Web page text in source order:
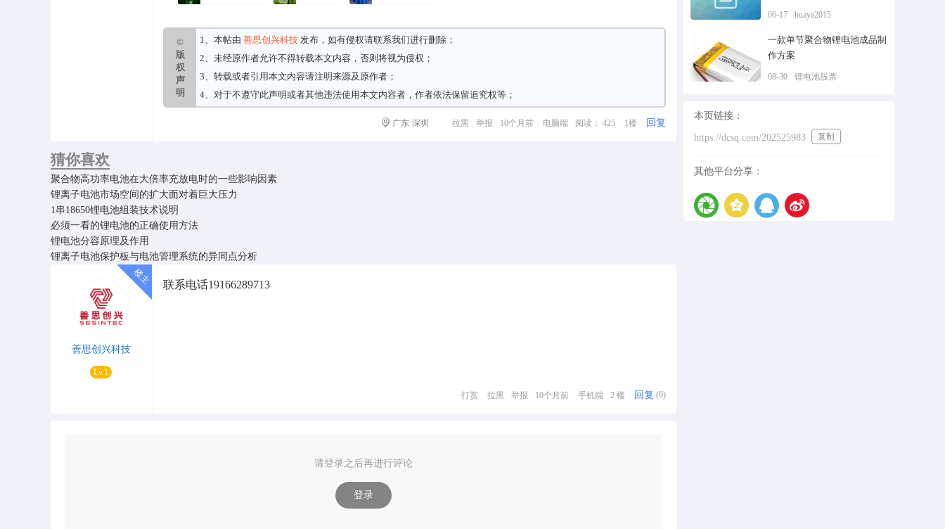
©
版
权
声
明
1、本帖由 善思创兴科技 发布，如有侵权请联系我们进行删除；
2、未经原作者允许不得转载本文内容，否则将视为侵权；
3、转载或者引用本文内容请注明来源及原作者；
4、对于不遵守此声明或者其他违法使用本文内容者，作者依法保留追究权等；
广东·深圳 拉黑 举报 10个月前 电脑端 阅读： 425 1楼 回复
猜你喜欢
聚合物高功率电池在大倍率充放电时的一些影响因素
锂离子电池市场空间的扩大面对着巨大压力
1串18650锂电池组装技术说明
必须一看的锂电池的正确使用方法
锂电池分容原理及作用
锂离子电池保护板与电池管理系统的异同点分析
善思创兴科技
Lv.1
联系电话19166289713
打赏 拉黑 举报 10个月前 手机端 2 楼 回复 (0)
请登录之后再进行评论
登录
06-17 huaya2015
一款单节聚合物锂电池成品制
作方案
08-30 锂电池股票
本页链接：
https://dcsq.com/202525983 复制
其他平台分享：